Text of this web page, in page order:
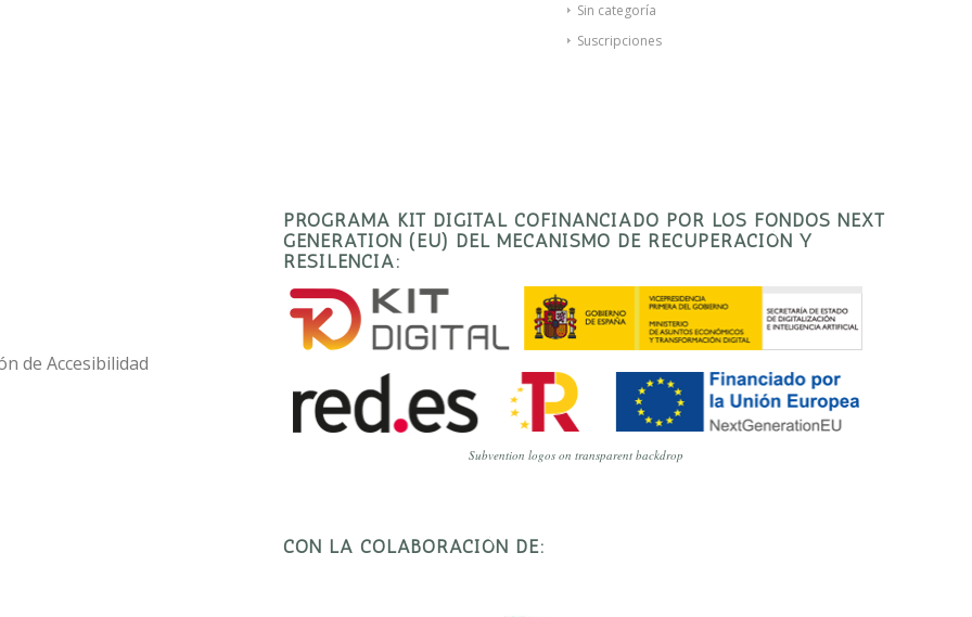
Sin categoría
Suscripciones
de Accesibilidad
PROGRAMA KIT DIGITAL COFINANCIADO POR LOS FONDOS NEXT
GENERATION (EU) DEL MECANISMO DE RECUPERACIÓN Y
RESILENCIA:
Subvention logos on transparent backdrop
CON LA COLABORACIÓN DE: